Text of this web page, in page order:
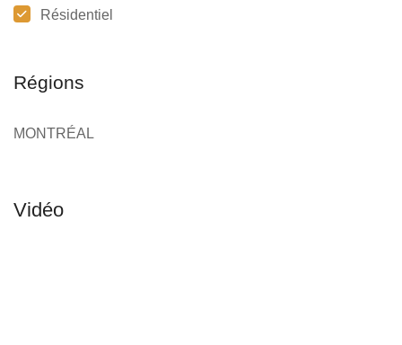
Résidentiel
Régions
MONTRÉAL